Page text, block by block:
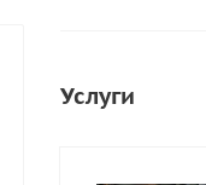
Услуги